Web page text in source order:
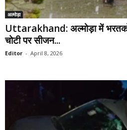
अल्मोड़ा
Uttarakhand: अल्मोड़ा में
चोटी पर सीजन...
Editor - April 8, 2026